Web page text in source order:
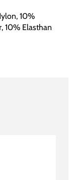
10%
10% Elasthan